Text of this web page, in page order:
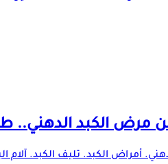
أمراض الكبد. تليف الكبد.